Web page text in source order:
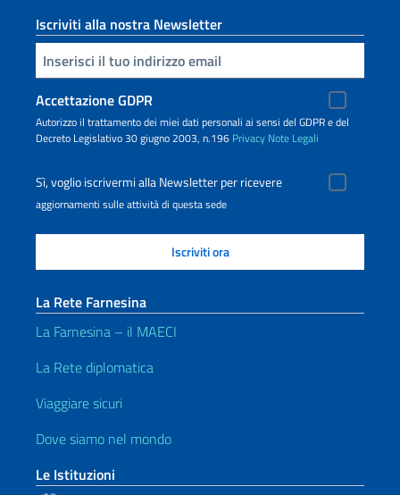
Iscriviti alla nostra Newsletter
Inserisci la tua email
Accettazione GDPR
Autorizzo il trattamento dei miei dati personali ai sensi del GDPR e del
Decreto Legislativo 30 giugno 2003, n.196 Privacy Note Legali
Sì, voglio iscrivermi alla Newsletter per ricevere
aggiornamenti sulle attività di questa sede
La Rete Farnesina
La Farnesina – il MAECI
La Rete diplomatica
Viaggiare sicuri
Dove siamo nel mondo
Le Istituzioni